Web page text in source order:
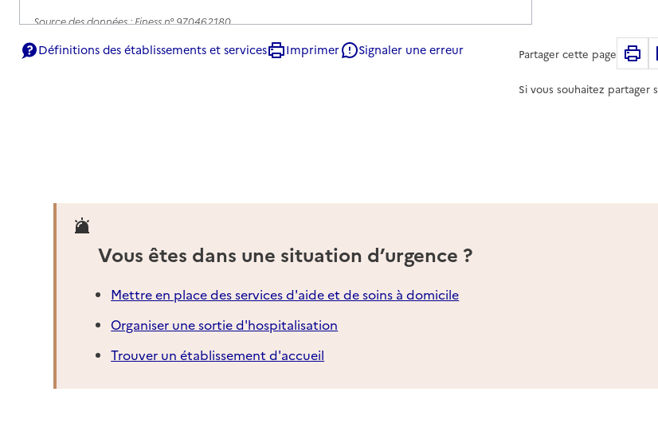
Source des données : Finess n° 970462180
Rapport HAS
Source des données : Finess n° 970412482
Mis à jour le : 08/09/2024
Définitions des établissements et services Imprimer Signaler une erreur Partager cette page
Si vous souhaitez partager
Vous êtes dans une situation d’urgence ?
Mettre en place des services d'aide et de soins à domicile
Organiser une sortie d'hospitalisation
Trouver un établissement d'accueil